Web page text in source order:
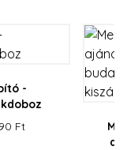
-
Ft